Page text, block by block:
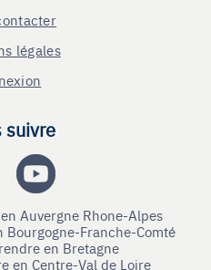
légales
suivre
Auvergne Rhone-Alpes
Franche-Comté
en Bretagne
en Centre-Val de Loire